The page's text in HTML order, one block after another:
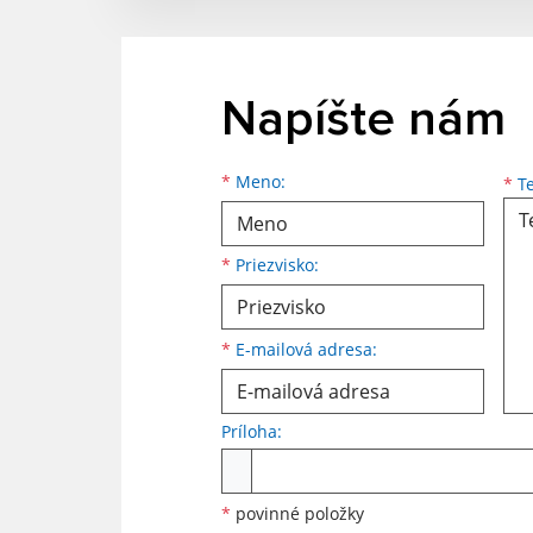
Napíšte nám
* Meno:
* Priezvisko:
* E-mailová adresa:
*
Príloha:
* povinné položky